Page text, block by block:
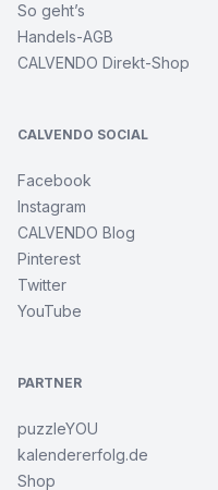
So geht’s
Handels-AGB
CALVENDO Direkt-Shop
CALVENDO SOCIAL
Facebook
Instagram
CALVENDO Blog
Pinterest
Twitter
YouTube
PARTNER
puzzleYOU
kalendererfolg.de
Shop